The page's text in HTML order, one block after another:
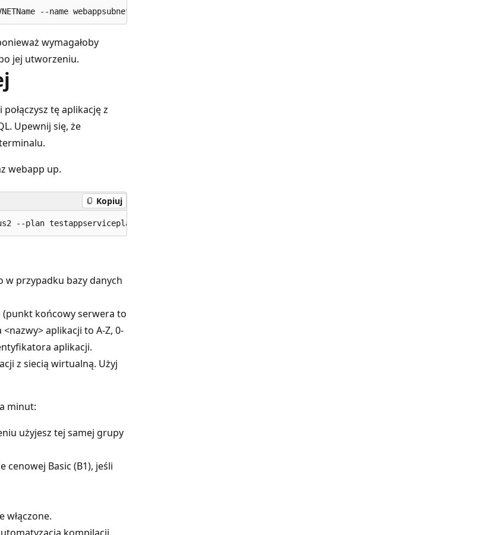
wymagałoby
jej utworzeniu.
tę aplikację z
Upewnij się, że
webapp up.
Kopiuj
w przypadku bazy danych
(punkt końcowy serwera to
aplikacji to A-Z, 0-
aplikacji.
z siecią wirtualną. Użyj
minut:
użyjesz tej samej grupy
cenowej Basic (B1), jeśli
włączone.
kompilacji.